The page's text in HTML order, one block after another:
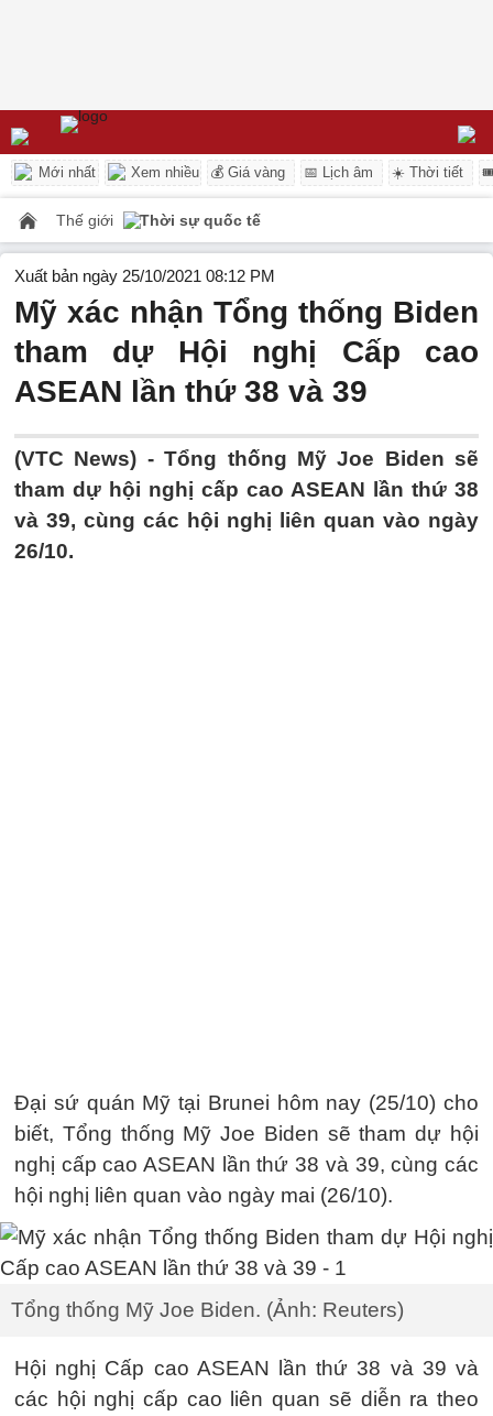
Mới nhất Xem nhiều 💰 Giá vàng 📅 Lịch âm ☀️ Thời tiết
Thế giới Thời sự quốc tế
Xuất bản ngày 25/10/2021 08:12 PM
Mỹ xác nhận Tổng thống Biden
tham dự Hội nghị Cấp cao
ASEAN lần thứ 38 và 39
(VTC News) -Tổng thống Mỹ Joe Biden sẽ
tham dự hội nghị cấp cao ASEAN lần thứ 38
và 39, cùng các hội nghị liên quan vào ngày
26/10.
Đại sứ quán Mỹ tại Brunei hôm nay (25/10) cho
biết, Tổng thống Mỹ Joe Biden sẽ tham dự hội
nghị cấp cao ASEAN lần thứ 38 và 39, cùng các
hội nghị liên quan vào ngày mai (26/10).
Tổng thống Mỹ Joe Biden. (Ảnh: Reuters)
Hội nghị Cấp cao ASEAN lần thứ 38 và 39 và
các hội nghị cấp cao liên quan sẽ diễn ra theo